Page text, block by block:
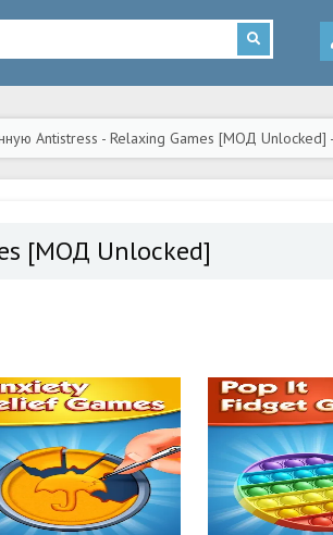
Antistress - Relaxing Games [МОД
[МОД Unlocked]